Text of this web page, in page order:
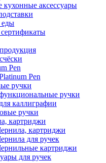
кухонные аксессуары
еды
Pen
Pen
ручки
ручки
каллиграфии
ручки
картриджи
картриджи
для ручек
картриджи
для ручек